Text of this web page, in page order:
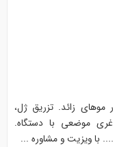
موهای زائد. تزریق ژل،
موضعی با دستگاه.
با ویزیت و مشاوره ...